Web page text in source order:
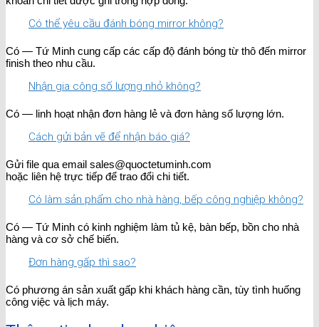
Có thể yêu cầu đánh bóng mirror không?
Có — Tứ Minh cung cấp các cấp độ đánh bóng từ thô đến mirror
finish theo nhu cầu.
Nhận gia công số lượng nhỏ không?
Có — linh hoạt nhận đơn hàng lẻ và đơn hàng số lượng lớn.
Cách gửi bản vẽ để nhận báo giá?
Gửi file qua email sales@quoctetuminh.com
hoặc liên hệ trực tiếp để trao đổi chi tiết.
Có làm sản phẩm cho nhà hàng, bếp công nghiệp không?
Có — Tứ Minh có kinh nghiệm làm tủ kệ, bàn bếp, bồn cho nhà
hàng và cơ sở chế biến.
Đơn hàng gấp thì sao?
Có phương án sản xuất gấp khi khách hàng cần, tùy tình huống
công việc và lịch máy.